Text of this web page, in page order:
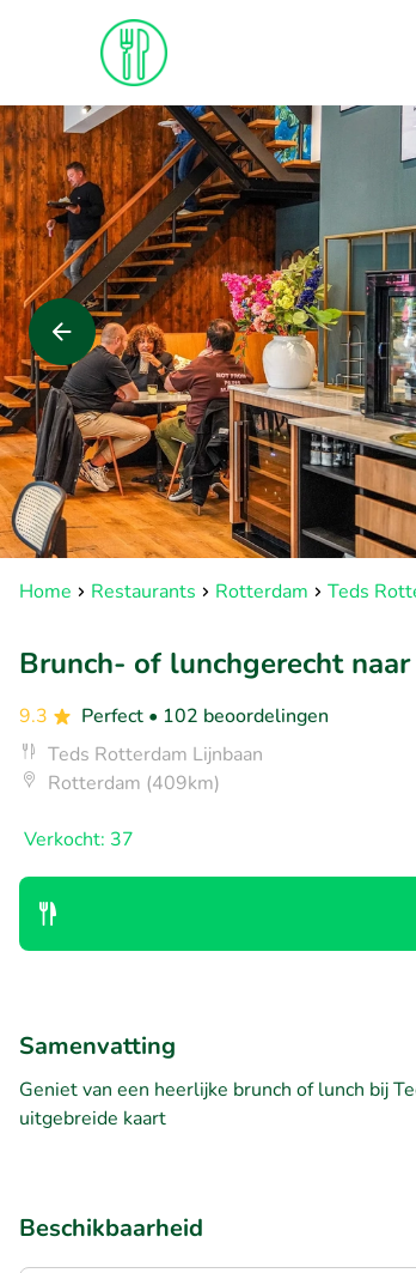
Home Restaurants Rotterdam Teds
Brunch- of lunchgerecht
9.3 Perfect • 102 beoordelingen
Teds Rotterdam Lijnbaan
Rotterdam (409km)
Verkocht: 37
Samenvatting
Geniet van een heerlijke brunch of lunch bij
uitgebreide kaart
Beschikbaarheid